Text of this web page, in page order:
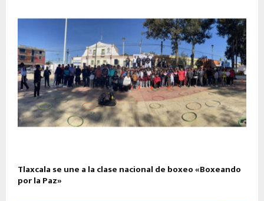
Tlaxcala se une a la clase nacional de boxeo «Boxeando
por la Paz»